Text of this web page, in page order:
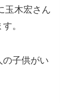
玉木宏さん
。
の子供がい